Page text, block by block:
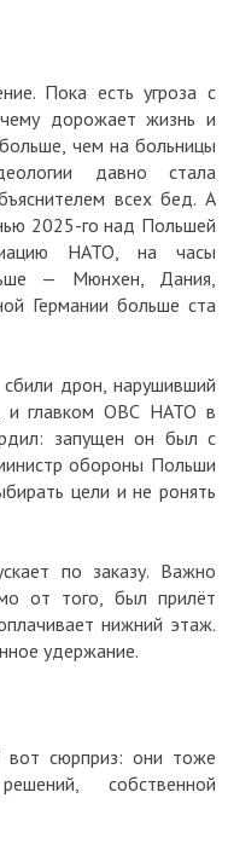
Пока есть угроза с
дорожает жизнь и
чем на больницы
давно стала
всех бед. А
2025-го над Польшей
НАТО, на часы
— Мюнхен, Дания,
Германии больше ста
дрон, нарушивший
и главком ОВС НАТО в
запущен он был с
обороны Польши
цели и не ронять
по заказу. Важно
от того, был прилёт
нижний этаж.
удержание.
сюрприз: они тоже
собственной